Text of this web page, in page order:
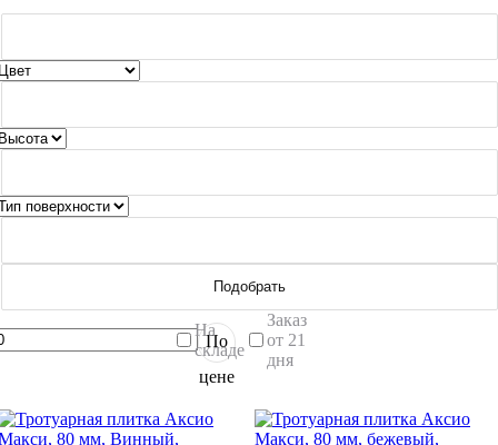
Подобрать
По
цене
На
складе
Заказ
от 21
дня